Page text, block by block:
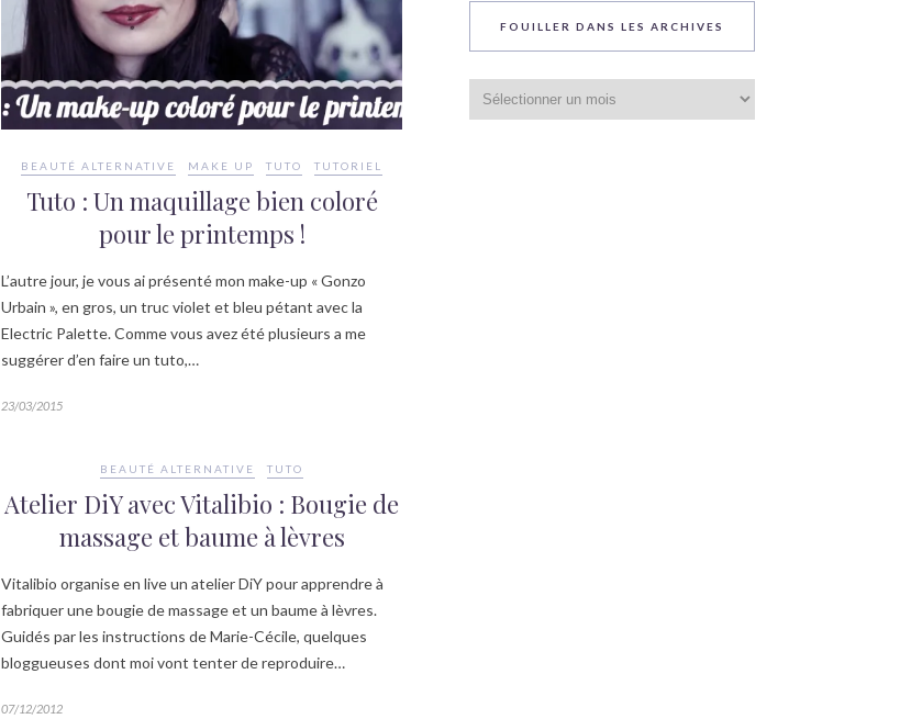
BEAUTÉ ALTERNATIVE MAKE UP TUTO TUTORIEL
Tuto : Un maquillage bien coloré
pour le printemps !
L’autre jour, je vous ai présenté mon make-up « Gonzo
Urbain », en gros, un truc violet et bleu pétant avec la
Electric Palette. Comme vous avez été plusieurs a me
suggérer d’en faire un tuto,…
23/03/2015
BEAUTÉ ALTERNATIVE TUTO
Atelier DiY avec Vitalibio : Bougie de
massage et baume à lèvres
Vitalibio organise en live un atelier DiY pour apprendre à
fabriquer une bougie de massage et un baume à lèvres.
Guidés par les instructions de Marie-Cécile, quelques
bloggueuses dont moi vont tenter de reproduire…
07/12/2012
FOUILLER DANS LES ARCHIVES
dans
les